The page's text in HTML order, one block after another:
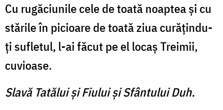
Cu rugăciunile cele de toată noaptea şi cu
stările în picioare de toată ziua curăţindu-
ţi sufletul, l-ai făcut pe el locaş Treimii,
cuvioase.
Slavă Tatălui şi Fiului şi Sfântului Duh.